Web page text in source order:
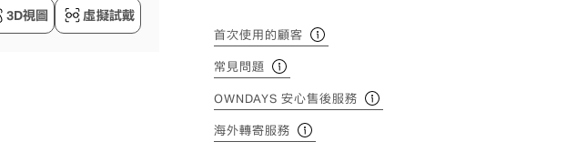
3D視圖 虛擬試戴
首次使用的顧客
常見問題
OWNDAYS 安心售後服務
海外轉寄服務